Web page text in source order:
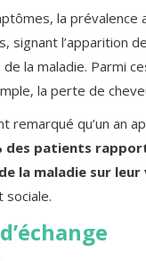
la prévalence
signant l’apparition
la maladie. Parmi
la perte de
remarqué qu’un an
des patients
la maladie sur leur
sociale.